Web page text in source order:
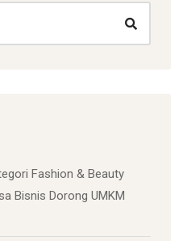
Fashion & Beauty
Bisnis Dorong UMKM